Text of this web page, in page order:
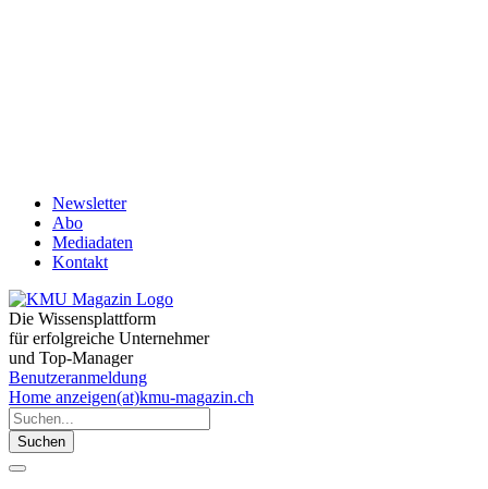
Newsletter
Abo
Mediadaten
Kontakt
Die Wissensplattform
für erfolgreiche Unternehmer
und Top-Manager
Benutzeranmeldung
Home anzeigen(at)kmu-magazin.ch